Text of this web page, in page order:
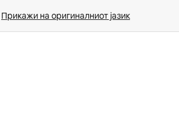
Прикажи на оригиналниот јазик